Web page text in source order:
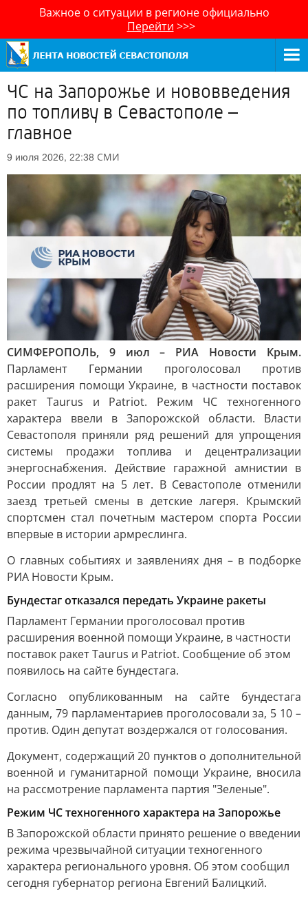
Важное о ситуации в регионе официально
Перейти >>>
ЧС на Запорожье и нововведения
по топливу в Севастополе –
главное
9 июля 2026, 22:38 СМИ
СИМФЕРОПОЛЬ, 9 июл – РИА Новости Крым.
Парламент Германии проголосовал против
расширения помощи Украине, в частности поставок
ракет Taurus и Patriot. Режим ЧС техногенного
характера ввели в Запорожской области. Власти
Севастополя приняли ряд решений для упрощения
системы продажи топлива и децентрализации
энергоснабжения. Действие гаражной амнистии в
России продлят на 5 лет. В Севастополе отменили
заезд третьей смены в детские лагеря. Крымский
спортсмен стал почетным мастером спорта России
впервые в истории армреслинга.
О главных событиях и заявлениях дня – в подборке
РИА Новости Крым.
Бундестаг отказался передать Украине ракеты
Парламент Германии проголосовал против
расширения военной помощи Украине, в частности
поставок ракет Taurus и Patriot. Сообщение об этом
появилось на сайте бундестага.
Согласно опубликованным на сайте бундестага
данным, 79 парламентариев проголосовали за, 5 10 –
против. Один депутат воздержался от голосования.
Документ, содержащий 20 пунктов о дополнительной
военной и гуманитарной помощи Украине, вносила
на рассмотрение парламента партия "Зеленые".
Режим ЧС техногенного характера на Запорожье
В Запорожской области принято решение о введении
режима чрезвычайной ситуации техногенного
характера регионального уровня. Об этом сообщил
сегодня губернатор региона Евгений Балицкий.